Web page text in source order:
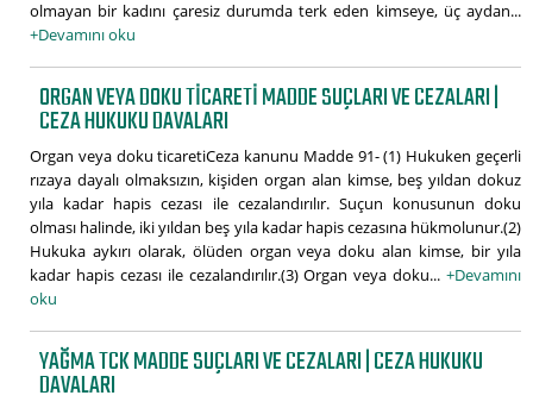
olmayan bir kadını çaresiz durumda terk eden kimseye, üç aydan...
+Devamını oku
ORGAN VEYA DOKU TICARETI MADDE SUÇLARI VE CEZALARI |
CEZA HUKUKU DAVALARI
Organ veya doku ticaretiCeza kanunu Madde 91- (1) Hukuken geçerli
rızaya dayalı olmaksızın, kişiden organ alan kimse, beş yıldan dokuz
yıla kadar hapis cezası ile cezalandırılır. Suçun konusunun doku
olması halinde, iki yıldan beş yıla kadar hapis cezasına hükmolunur.(2)
Hukuka aykırı olarak, ölüden organ veya doku alan kimse, bir yıla
kadar hapis cezası ile cezalandırılır.(3) Organ veya doku... +Devamını
oku
YAĞMA TCK MADDE SUÇLARI VE CEZALARI | CEZA HUKUKU
DAVALARI